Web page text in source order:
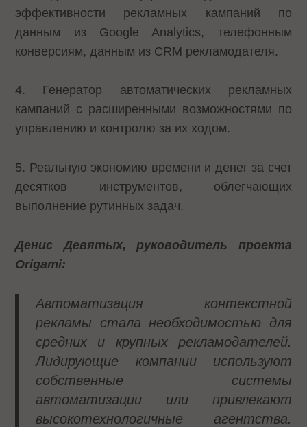
эффективности рекламных кампаний по
данным из Google Analytics, телефонным
конверсиям, данным из CRM рекламодателя.
4. Генератор автоматических рекламных
кампаний с расширенными возможностями по
управлению и контролю за их ходом.
5. Реальную экономию времени и денег за счет
десятков инструментов, облегчающих
выполнение рутинных задач.
Денис Девятых, руководитель проекта
Origami:
Автоматизация контекстной
рекламы стала необходимостью для
средних и крупных рекламодателей.
Лидирующие компании используют
собственные системы
автоматизации или привлекают
высокотехнологичные агентства.